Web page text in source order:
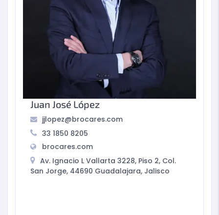
Juan José López
jjlopez@brocares.com
33 1850 8205
brocares.com
Av. Ignacio L Vallarta 3228, Piso 2, Col.
San Jorge, 44690 Guadalajara, Jalisco